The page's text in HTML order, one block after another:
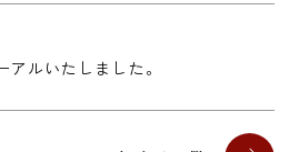
ルいたしました。